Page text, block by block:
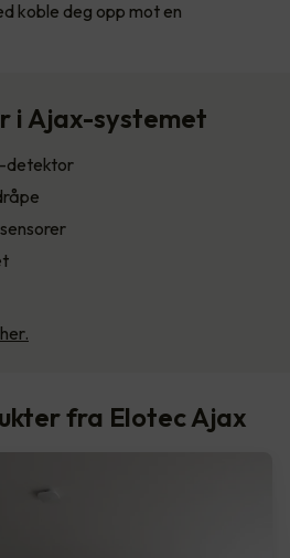
koble deg opp mot en
i Ajax-systemet
detektor
fra Elotec Ajax